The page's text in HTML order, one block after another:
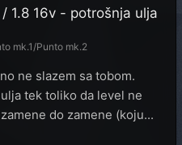
1.8 16v - potrošnja ulja
mk.1/Punto mk.2
ne slazem sa tobom.
tek toliko da level ne
do zamene (koju...